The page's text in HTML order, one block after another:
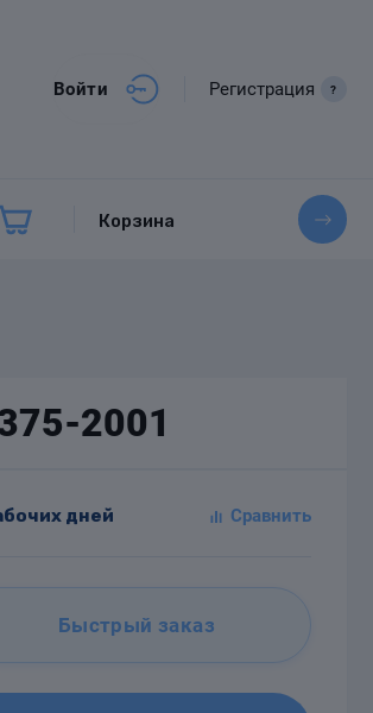
Войти Регистрация ?
Корзина
2001
дней
Быстрый заказ